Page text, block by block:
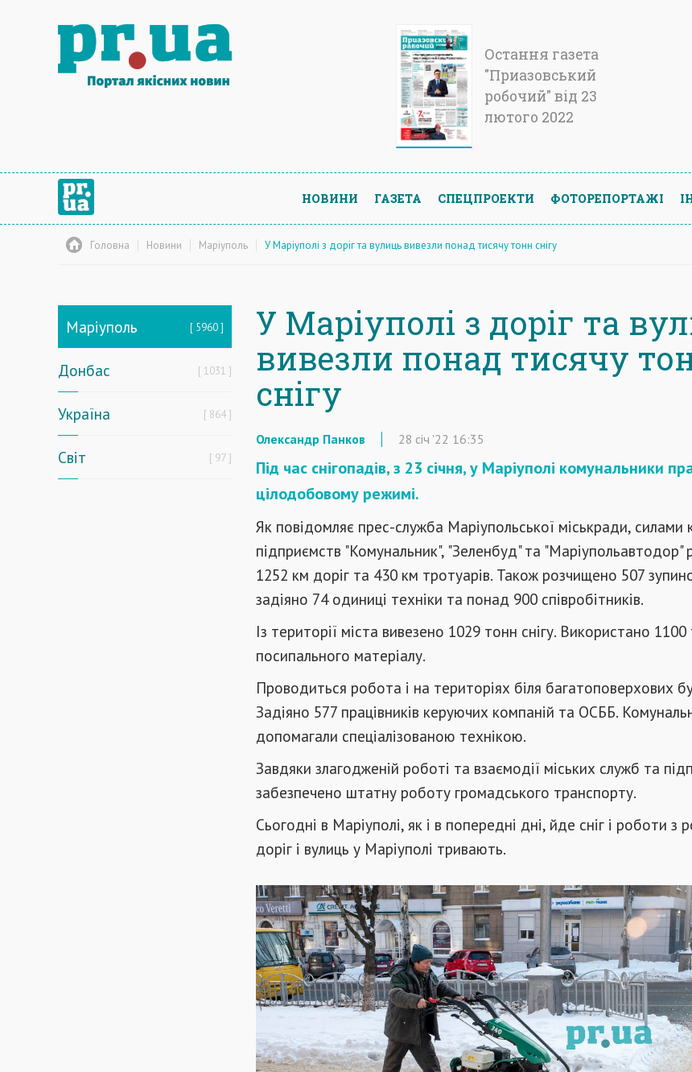
Остання газета
"Приазовський
робочий" від 23
лютого 2022
НОВИНИ ГАЗЕТА СПЕЦПРОЕКТИ ФОТОРЕПОРТАЖІ
Головна Новини Маріуполь У Маріуполі з доріг та вулиць вивезли понад тисячу тонн снігу
Маріуполь 5960
Донбас 1031
Україна 864
Світ 97
У Маріуполі з доріг та
вивезли понад тисячу
снігу
Олександр Панков 28 січ '22 16:35
Під час снігопадів, з 23 січня, у Маріуполі комунальники
цілодобовому режимі.
Як повідомляє прес-служба Маріупольської міськради, силами
підприємств "Комунальник", "Зеленбуд" та "Маріупольавтодор"
1252 км доріг та 430 км тротуарів. Також розчищено 507
задіяно 74 одиниці техніки та понад 900 співробітників.
Із території міста вивезено 1029 тонн снігу. Використано
посипального матеріалу.
Проводиться робота і на територіях біля багатоповерхових
Задіяно 577 працівників керуючих компаній та ОСББ.
допомагали спеціалізованою технікою.
Завдяки злагодженій роботі та взаємодії міських служб та
забезпечено штатну роботу громадського транспорту.
Сьогодні в Маріуполі, як і в попередні дні, йде сніг і роботи з
доріг і вулиць у Маріуполі тривають.